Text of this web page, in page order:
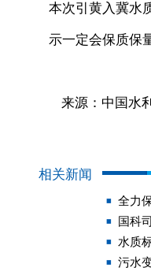
本次引黄入冀水
示一定会保质保
来源：中国水
相关新闻
全力
国科
水质
污水